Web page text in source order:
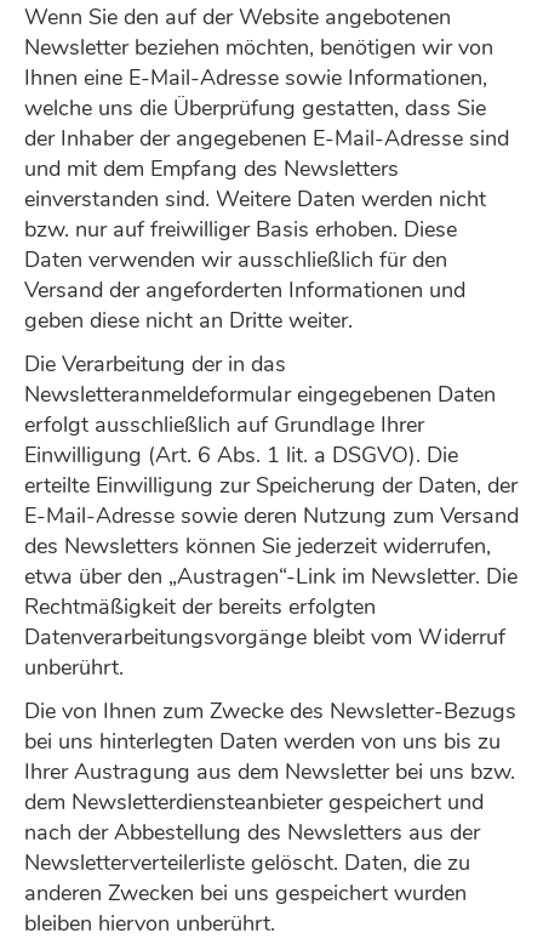
Wenn Sie den auf der Website angebotenen
Newsletter beziehen möchten, benötigen wir von
Ihnen eine E-Mail-Adresse sowie Informationen,
welche uns die Überprüfung gestatten, dass Sie
der Inhaber der angegebenen E-Mail-Adresse sind
und mit dem Empfang des Newsletters
einverstanden sind. Weitere Daten werden nicht
bzw. nur auf freiwilliger Basis erhoben. Diese
Daten verwenden wir ausschließlich für den
Versand der angeforderten Informationen und
geben diese nicht an Dritte weiter.
Die Verarbeitung der in das
Newsletteranmeldeformular eingegebenen Daten
erfolgt ausschließlich auf Grundlage Ihrer
Einwilligung (Art. 6 Abs. 1 lit. a DSGVO). Die
erteilte Einwilligung zur Speicherung der Daten, der
E-Mail-Adresse sowie deren Nutzung zum Versand
des Newsletters können Sie jederzeit widerrufen,
etwa über den „Austragen“-Link im Newsletter. Die
Rechtmäßigkeit der bereits erfolgten
Datenverarbeitungsvorgänge bleibt vom Widerruf
unberührt.
Die von Ihnen zum Zwecke des Newsletter-Bezugs
bei uns hinterlegten Daten werden von uns bis zu
Ihrer Austragung aus dem Newsletter bei uns bzw.
dem Newsletterdiensteanbieter gespeichert und
nach der Abbestellung des Newsletters aus der
Newsletterverteilerliste gelöscht. Daten, die zu
anderen Zwecken bei uns gespeichert wurden
bleiben hiervon unberührt.